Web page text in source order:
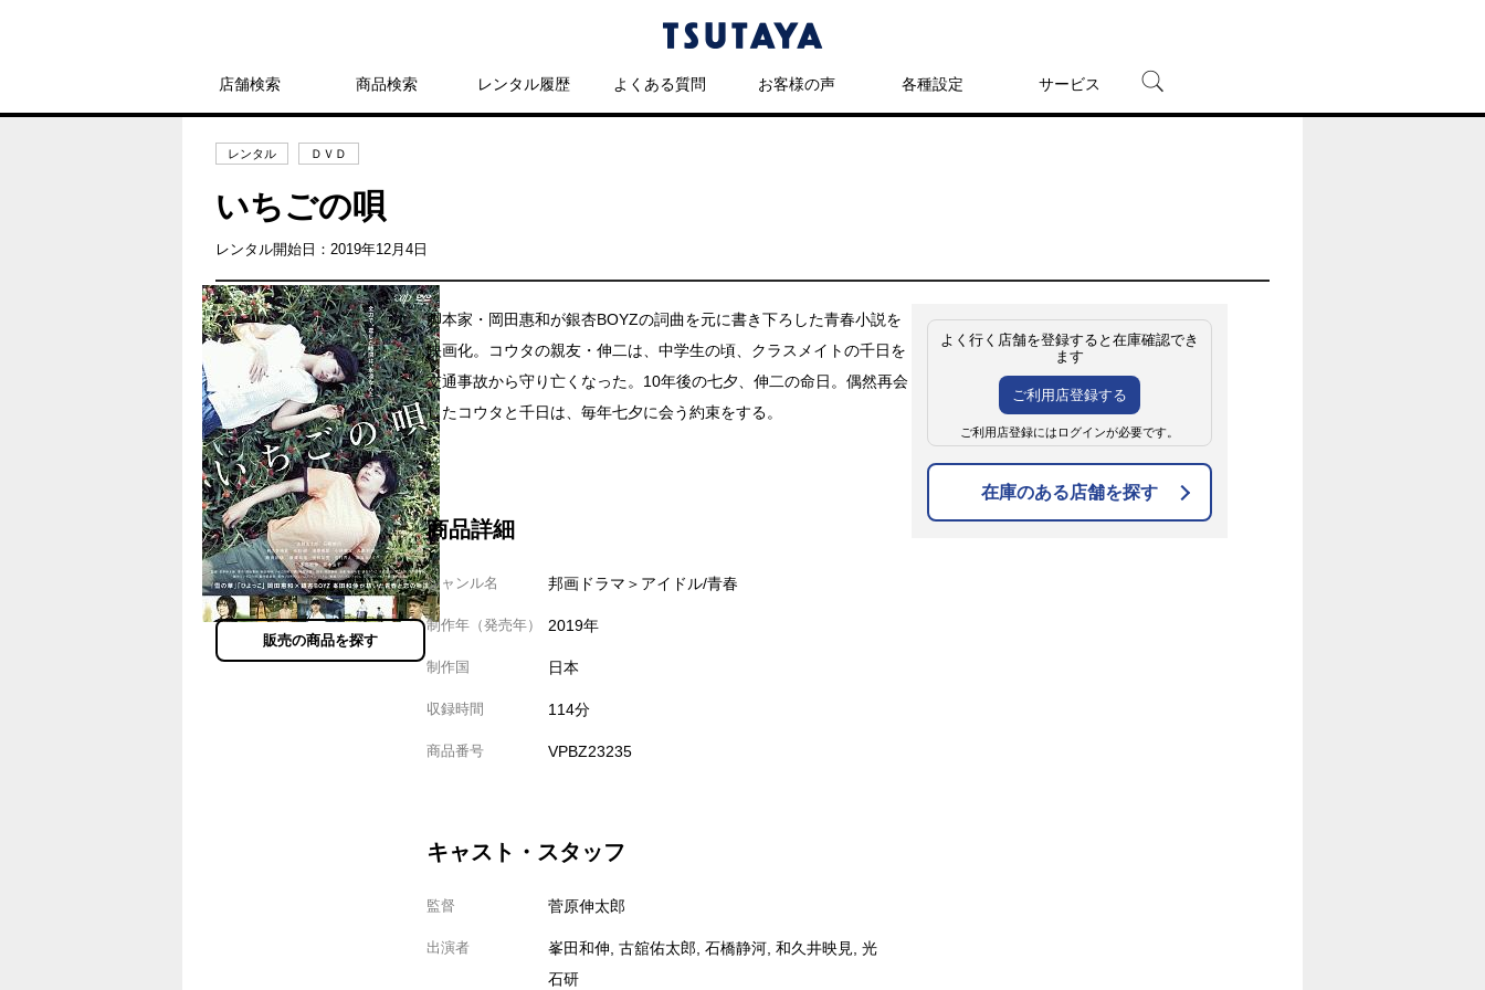
店舗検索 商品検索 レンタル履歴 よくある質問 お客様の声 各種設定 サービス
レンタル ＤＶＤ
いちごの唄
レンタル開始日：2019年12月4日
販売の商品を探す
脚本家・岡田惠和が銀杏BOYZの詞曲を元に書き下ろした青春小説を
映画化。コウタの親友・伸二は、中学生の頃、クラスメイトの千日を
交通事故から守り亡くなった。10年後の七夕、伸二の命日。偶然再会
したコウタと千日は、毎年七夕に会う約束をする。
商品詳細
ジャンル名 邦画ドラマ＞アイドル/青春
制作年（発売年） 2019年
制作国 日本
収録時間 114分
商品番号 VPBZ23235
キャスト・スタッフ
監督 菅原伸太郎
出演者
峯田和伸, 古舘佑太郎, 石橋静河, 和久井映見, 光
石研
よく行く店舗を登録すると在庫確認でき
ます
ご利用店登録する
ご利用店登録にはログインが必要です。
在庫のある店舗を探す